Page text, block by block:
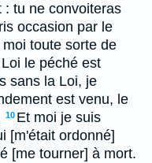
: tu ne convoiteras
occasion par le
toute sorte de
le péché est
sans la Loi, je
est venu, le
10 Et moi je suis
[m'était ordonné]
[me tourner] à mort.